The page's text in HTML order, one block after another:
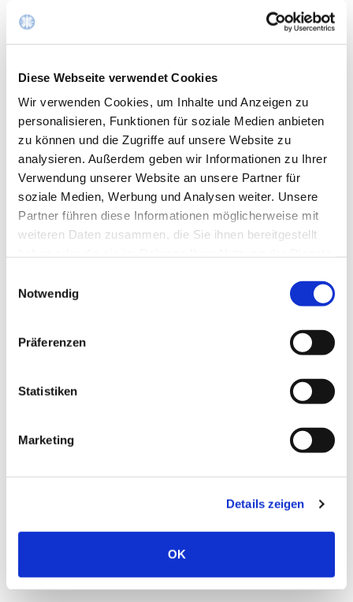
Diese Webseite verwendet Cookies
Wir verwenden Cookies, um Inhalte und Anzeigen zu
personalisieren, Funktionen für soziale Medien anbieten
zu können und die Zugriffe auf unsere Website zu
analysieren. Außerdem geben wir Informationen zu Ihrer
Verwendung unserer Website an unsere Partner für
soziale Medien, Werbung und Analysen weiter. Unsere
Partner führen diese Informationen möglicherweise mit
weiteren Daten zusammen, die Sie ihnen bereitgestellt
Notwendig
Präferenzen
Statistiken
Marketing
Details zeigen
OK
Chefarzt
Ärztliche Leitung Palliativmedizin
Ltd. Oberärztin Dr. med. Petra Heinen
Kontakt
Sekretariat, Laura Hensen
02403 76 - 1281
02403 76 -1820
Mail schreiben
02403-76-1282
Mail schreiben